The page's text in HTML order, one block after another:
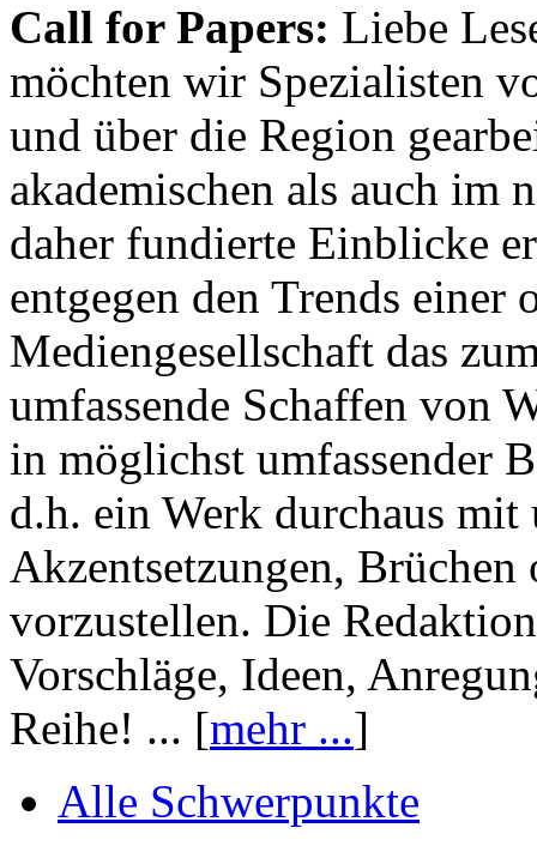
Call for Papers: Liebe
möchten wir Spezialisten
und über die Region
akademischen als auch im
daher fundierte Einblicke
entgegen den Trends einer
Mediengesellschaft das
umfassende Schaffen von
in möglichst umfassender
d.h. ein Werk durchaus mit
Akzentsetzungen, Brüchen
vorzustellen. Die
Vorschläge, Ideen,
Reihe! ... [mehr ...]
Alle Schwerpunkte